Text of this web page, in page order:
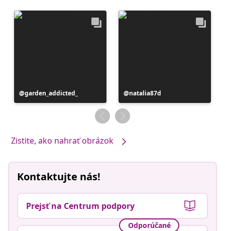
Príspevok
zverejnil
garden_addicted_
Príspevok
zverejnil
natalia87d
Zistite, ako nahrať obrázok
Kontaktujte nás!
Prejsť na Centrum podpory
Odporúčané